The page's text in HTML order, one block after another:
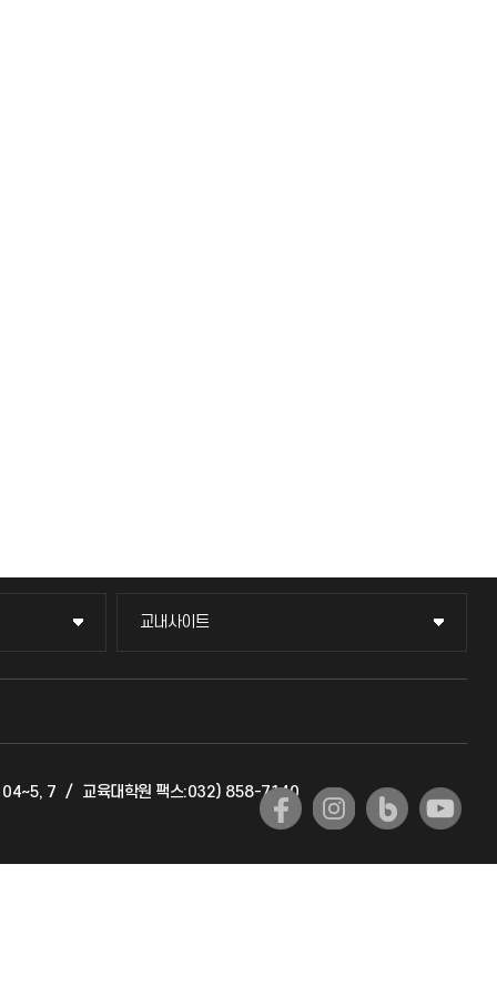
교내사이트
교내사이트
교수회
국제교류과
7 / 교육대학원 팩스:032) 858-7140